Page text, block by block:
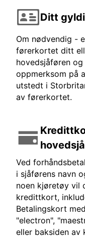
Ditt
Om nødvendig -
førerkortet ditt
hovedsjåføren
oppmerksom på
utstedt i
av førerkortet.
Ved
i sjåførens navn
noen kjøretøy vil
kredittkort,
Betalingskort
"electron",
eller baksiden